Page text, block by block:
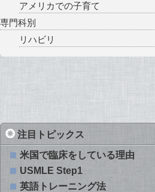
アメリカでの子育て
専門科別
リハビリ
注目トピックス
米国で臨床をしている理由
USMLE Step1
英語トレーニング法